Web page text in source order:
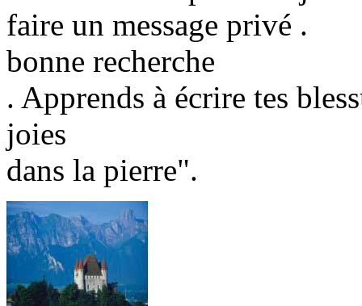
faire un message privé .
bonne recherche
. Apprends à écrire tes
joies
dans la pierre".